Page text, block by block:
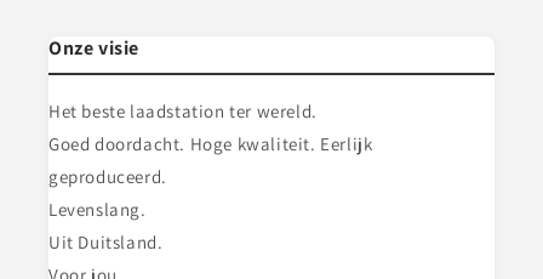
Onze visie
Het beste laadstation ter wereld.
Goed doordacht. Hoge kwaliteit. Eerlijk
geproduceerd.
Levenslang.
Uit Duitsland.